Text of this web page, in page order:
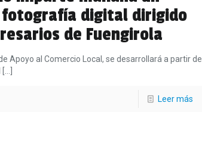
digital dirigido
de Fuengirola
Apoyo al Comercio Local, se desarrollará a partir de
Leer más